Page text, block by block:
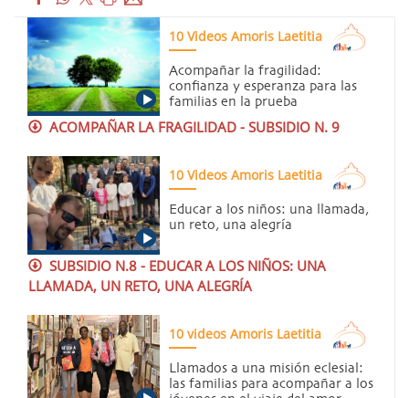
10 Videos Amoris Laetitia
Acompañar la fragilidad:
confianza y esperanza para las
familias en la prueba
ACOMPAÑAR LA FRAGILIDAD - SUBSIDIO N. 9
10 Videos Amoris Laetitia
Educar a los niños: una llamada,
un reto, una alegría
SUBSIDIO N.8 - EDUCAR A LOS NIÑOS: UNA
LLAMADA, UN RETO, UNA ALEGRÍA
10 videos Amoris Laetitia
Llamados a una misión eclesial:
las familias para acompañar a los